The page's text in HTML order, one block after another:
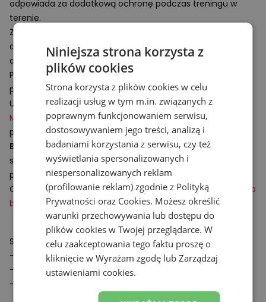
odpowiada za dodatkową ochronę podczas treningu w
terenie.
Zintegrowany z cholewką język buta zapewnia lepsze
dopasowanie i skutecznie chroni wnętrze obuwia przed
dostawaniem się zanieczyszczeń.
Podeszwa środkowa, wykonana z lekkiej i amortyzującej
pianki
Fresh FoamX.
Udoskonalony bieżnik zewnętrzny z technologią Vibram®
Megagrip™ Traction Lug™charakteryzuje się doskonałą
przyczepnością na mokrej i suchej nawierzchni.
Buty do biegania w tereniez serii Fresh Foam X Hierro v9
stanowią świetną propozycję dla zaawansowanych, jak i
początkujących entuzjastów biegów trailowych.
Obuwie doskonale uzupełniodzież sportową, lekkie
kurtki do
biegania i wygodnetighty
Specyfikacja:
- Drop: 4 mm
- Waga: 314 g (rozmiar 43 EU)
- Przeznaczenie: biegi w terenie, trail
Niniejsza strona korzysta z
plików cookies
Strona korzysta z plików cookies w celu
realizacji usług w tym m.in. związanych z
poprawnym funkcjonowaniem serwisu,
dostosowywaniem jego treści, analizą i
badaniami korzystania z serwisu, czy też
wyświetlania spersonalizowanych i
niespersonalizowanych reklam
(profilowanie reklam) zgodnie z Polityką
Prywatności oraz Cookies. Możesz określić
warunki przechowywania lub dostępu do
plików cookies w Twojej przeglądarce. W
celu zaakceptowania tego faktu proszę o
kliknięcie w Wyrażam zgodę lub Zarządzaj
ustawieniami cookies.